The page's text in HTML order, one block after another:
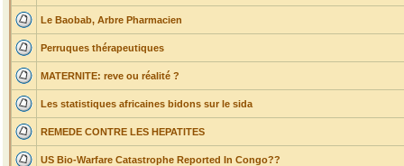
Le Baobab, Arbre Pharmacien
Perruques thérapeutiques
MATERNITE: reve ou réalité ?
Les statistiques africaines bidons sur le sida
REMEDE CONTRE LES HEPATITES
US Bio-Warfare Catastrophe Reported In Congo??